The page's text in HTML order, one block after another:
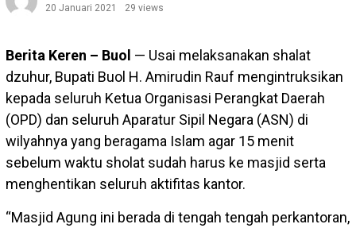
20 Januari 2021
29 views
Berita Keren – Buol — Usai melaksanakan shalat
dzuhur, Bupati Buol H. Amirudin Rauf mengintruksikan
kepada seluruh Ketua Organisasi Perangkat Daerah
(OPD) dan seluruh Aparatur Sipil Negara (ASN) di
wilyahnya yang beragama Islam agar 15 menit
sebelum waktu sholat sudah harus ke masjid serta
menghentikan seluruh aktifitas kantor.
“Masjid Agung ini berada di tengah tengah perkantoran,